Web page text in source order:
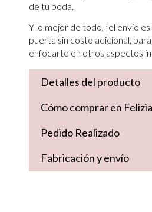
de tu boda.
Y lo mejor de todo, ¡el envío
puerta sin costo adicional,
enfocarte en otros aspectos
Detalles del producto
Cómo comprar en Felizia
Pedido Realizado
Fabricación y envío